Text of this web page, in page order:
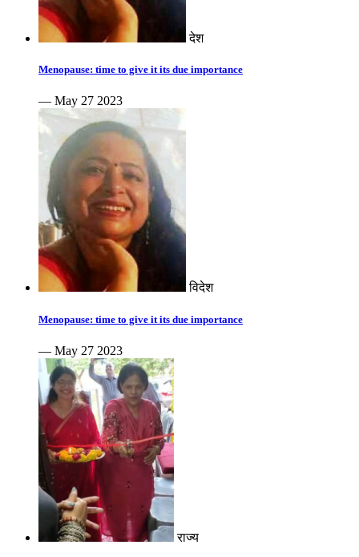
देश
Menopause: time to give it its due importance
— May 27 2023
विदेश
Menopause: time to give it its due importance
— May 27 2023
राज्य